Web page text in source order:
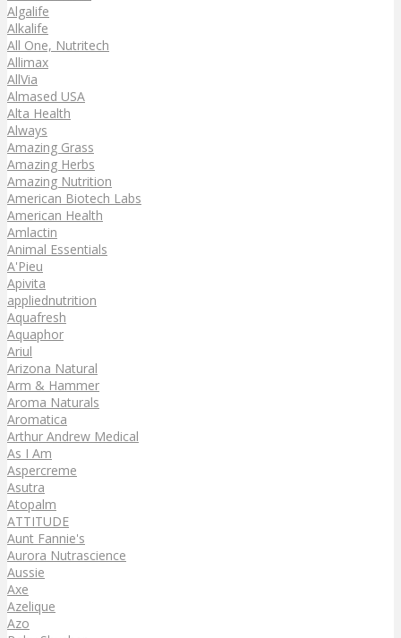
Algalife
Alkalife
All One, Nutritech
Allimax
AllVia
Almased USA
Alta Health
Always
Amazing Grass
Amazing Herbs
Amazing Nutrition
American Biotech Labs
American Health
Amlactin
Animal Essentials
A'Pieu
Apivita
appliednutrition
Aquafresh
Aquaphor
Ariul
Arizona Natural
Arm & Hammer
Aroma Naturals
Aromatica
Arthur Andrew Medical
As I Am
Aspercreme
Asutra
Atopalm
ATTITUDE
Aunt Fannie's
Aurora Nutrascience
Aussie
Axe
Azelique
Azo